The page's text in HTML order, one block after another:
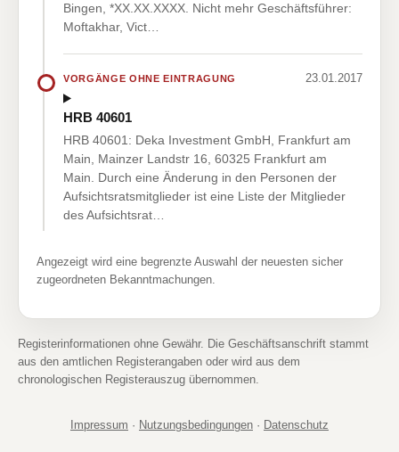
Bingen, *XX.XX.XXXX. Nicht mehr Geschäftsführer:
Moftakhar, Vict…
VORGÄNGE OHNE EINTRAGUNG 23.01.2017
HRB 40601
HRB 40601: Deka Investment GmbH, Frankfurt am
Main, Mainzer Landstr 16, 60325 Frankfurt am
Main. Durch eine Änderung in den Personen der
Aufsichtsratsmitglieder ist eine Liste der Mitglieder
des Aufsichtsrat…
Angezeigt wird eine begrenzte Auswahl der neuesten sicher
zugeordneten Bekanntmachungen.
Registerinformationen ohne Gewähr. Die Geschäftsanschrift stammt
aus den amtlichen Registerangaben oder wird aus dem
chronologischen Registerauszug übernommen.
Impressum · Nutzungsbedingungen · Datenschutz